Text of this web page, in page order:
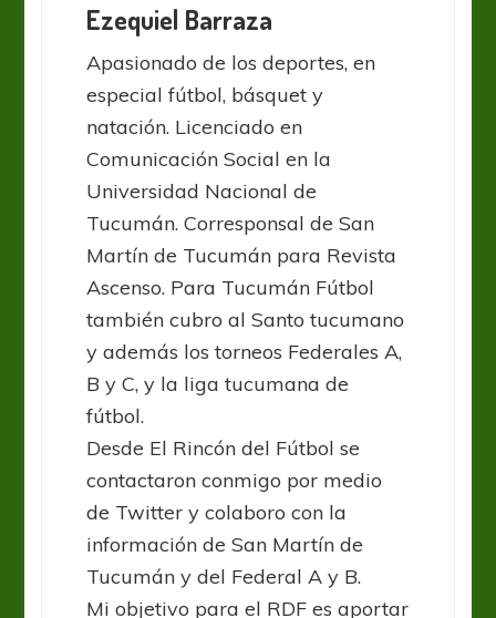
Ezequiel Barraza
Apasionado de los deportes, en
especial fútbol, básquet y
natación. Licenciado en
Comunicación Social en la
Universidad Nacional de
Tucumán. Corresponsal de San
Martín de Tucumán para Revista
Ascenso. Para Tucumán Fútbol
también cubro al Santo tucumano
y además los torneos Federales A,
B y C, y la liga tucumana de
fútbol.
Desde El Rincón del Fútbol se
contactaron conmigo por medio
de Twitter y colaboro con la
información de San Martín de
Tucumán y del Federal A y B.
Mi objetivo para el RDF es aportar